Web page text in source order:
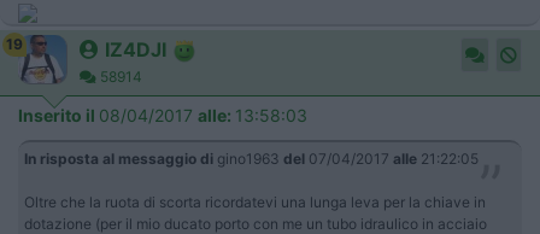
19 IZ4DJI
58914
Inserito il 08/04/2017 alle: 13:58:03
In risposta al messaggio di gino1963 del 07/04/2017 alle 21:22:05
Oltre che la ruota di scorta ricordatevi una lunga leva per la chiave in
dotazione (per il mio ducato porto con me un tubo idraulico in acciaio